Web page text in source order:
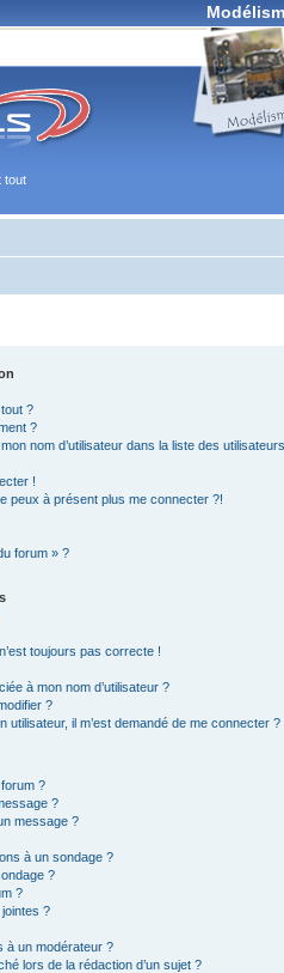
tout
?
?
nom d’utilisateur dans la liste des
!
peux à présent plus me connecter ?!
forum » ?
toujours pas correcte !
à mon nom d’utilisateur ?
?
utilisateur, il m’est demandé de me connecter ?
?
?
message ?
à un sondage ?
?
?
?
à un modérateur ?
lors de la rédaction d’un sujet ?